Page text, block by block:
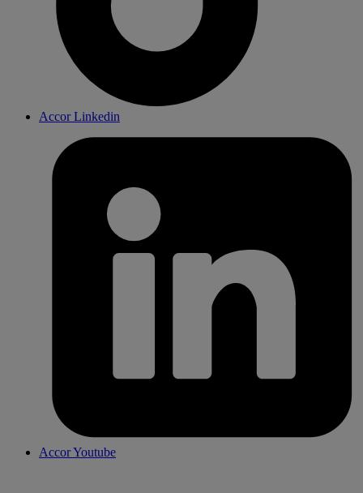
Accor Linkedin
Accor Youtube